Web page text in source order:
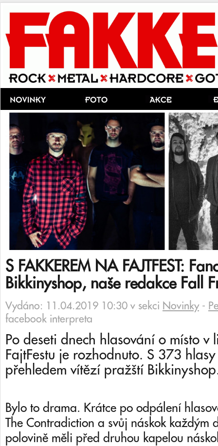
S FAKKEREM NA FAJTFEST:
Bikkinyshop, naše redakce Fall
Vydáno: 11.04.2019 10:30 v sekci Novinky-
facebook interpreta
Po deseti dnech hlasování o místo v
FajtFestu je rozhodnuto. S 373
přehledem vítězí pražští
Bylo to drama. Krátce po odpálení
The Contradiction a svůj náskok každým
polovině měli před druhou kapelou